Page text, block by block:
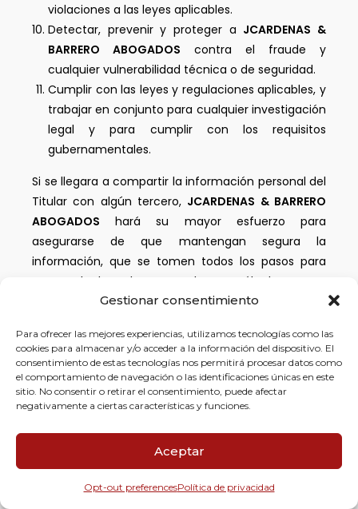
Gestionar consentimiento
Para ofrecer las mejores experiencias, utilizamos tecnologías como las
cookies para almacenar y/o acceder a la información del dispositivo. El
consentimiento de estas tecnologías nos permitirá procesar datos como
el comportamiento de navegación o las identificaciones únicas en este
sitio. No consentir o retirar el consentimiento, puede afectar
negativamente a ciertas características y funciones.
Aceptar
Opt-out preferencesPolítica de privacidad
violaciones a las leyes aplicables.
Detectar, prevenir y proteger a JCARDENAS &
BARRERO ABOGADOS contra el fraude y
cualquier vulnerabilidad técnica o de seguridad.
Cumplir con las leyes y regulaciones aplicables, y
trabajar en conjunto para cualquier investigación
legal y para cumplir con los requisitos
gubernamentales.
Si se llegara a compartir la información personal del
Titular con algún tercero, JCARDENAS & BARRERO
ABOGADOS hará su mayor esfuerzo para
asegurarse de que mantengan segura la
información, que se tomen todos los pasos para
protegerla de mal uso y que la usen sólo de manera
consistente con la Política para el Tratamiento de
aplicables a la protección de datos.
JCARDENAS & BARRERO ABOGADOSno vende
información personal, excepto a entidades que
del negocio, consolidaciones, cambio de control,
reorganización o liquidación de todo o una parte del
JCARDENAS & BARRERO ABOGADOSpara el